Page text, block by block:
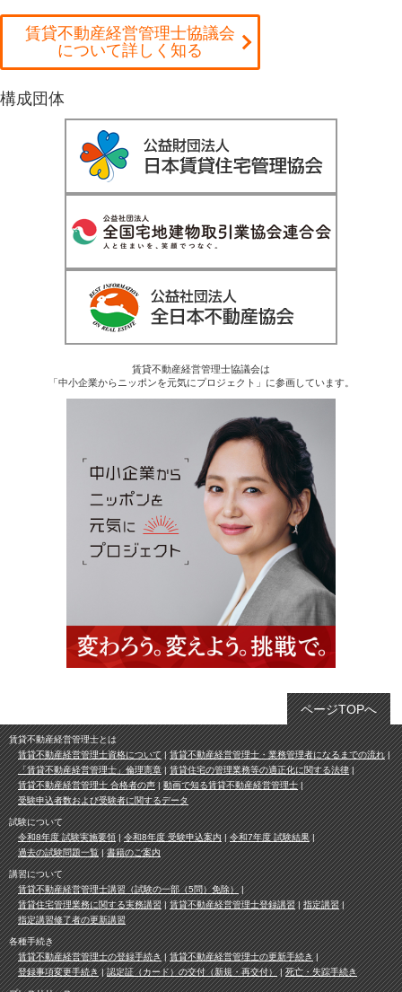
賃貸不動産経営管理士協議会
について詳しく知る
構成団体
賃貸不動産経営管理士協議会は
「中小企業からニッポンを元気にプロジェクト」に参画しています。
ページTOPへ
賃貸不動産経営管理士とは
賃貸不動産経営管理士資格について
賃貸不動産経営管理士・業務管理者になるまでの流れ
「賃貸不動産経営管理士」倫理憲章
賃貸住宅の管理業務等の適正化に関する法律
賃貸不動産経営管理士 合格者の声
動画で知る賃貸不動産経営管理士
受験申込者数および受験者に関するデータ
試験について
令和8年度 試験実施要領
令和8年度 受験申込案内
令和7年度 試験結果
過去の試験問題一覧
書籍のご案内
講習について
賃貸不動産経営管理士講習（試験の一部（5問）免除）
賃貸住宅管理業務に関する実務講習
賃貸不動産経営管理士登録講習
指定講習
指定講習修了者の更新講習
各種手続き
賃貸不動産経営管理士の登録手続き
賃貸不動産経営管理士の更新手続き
登録事項変更手続き
認定証（カード）の交付（新規・再交付） 死亡・失踪手続き